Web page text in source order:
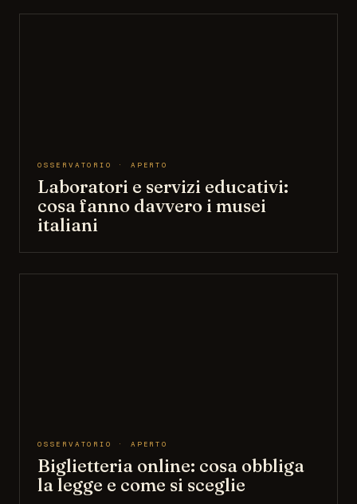
OSSERVATORIO · APERTO
Laboratori e servizi educativi:
cosa fanno davvero i musei
italiani
OSSERVATORIO · APERTO
Biglietteria online: cosa obbliga
la legge e come si sceglie